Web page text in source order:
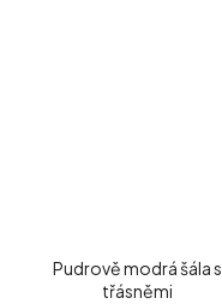
Pudrově modrá šála s
třásněmi